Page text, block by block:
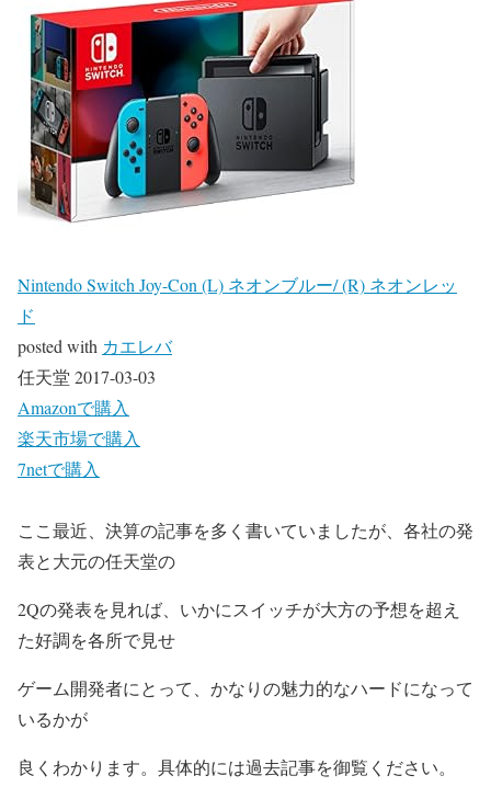
Nintendo Switch Joy-Con (L) ネオンブルー/ (R) ネオンレッ
ド
posted with カエレバ
任天堂 2017-03-03
Amazonで購入
楽天市場で購入
7netで購入
ここ最近、決算の記事を多く書いていましたが、各社の発
表と大元の任天堂の
2Qの発表を見れば、いかにスイッチが大方の予想を超え
た好調を各所で見せ
ゲーム開発者にとって、かなりの魅力的なハードになって
いるかが
良くわかります。具体的には過去記事を御覧ください。